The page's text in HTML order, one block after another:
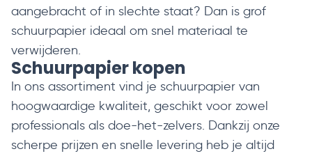
aangebracht of in slechte staat? Dan is grof
schuurpapier ideaal om snel materiaal te
verwijderen.
Schuurpapier kopen
In ons assortiment vind je schuurpapier van
hoogwaardige kwaliteit, geschikt voor zowel
professionals als doe-het-zelvers. Dankzij onze
scherpe prijzen en snelle levering heb je altijd